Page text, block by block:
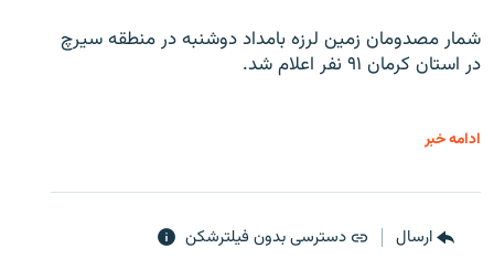
شمار مصدومان زمین لرزه بامداد دوشنبه در منطقه سیرچ
در استان کرمان ۹۱ نفر اعلام شد.
ادامه خبر
ارسال دسترسی بدون فیلترشکن